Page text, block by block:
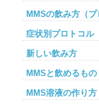
MMSの飲み方（プ
症状別プロトコル
新しい飲み方
MMSと飲めるもの
MMS溶液の作り方